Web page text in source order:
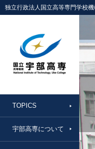
独立行政法人国立高等専門学校
TOPICS
宇部高専について